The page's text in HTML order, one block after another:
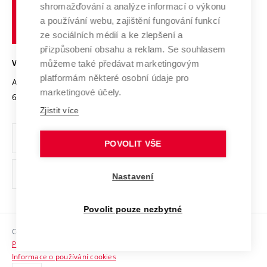
Transfer znalostí
Open Science
Projekty
Projekty ze strukturálních fondů
Specifický výzkum
Služby univerzity
Mezinárodní dohody
Univerzitní sítě
Udržitelná univerzita
Podnikavá univerzita / ContriBUTe
Bezpečná univerzita
Vyznamenání
Organizační struktura
Ochrana osobních údajů
odkaz)
Sociální bezpečí
HR Award
učení
technické
VYSOKÉ UČENÍ TECHNICKÉ V BRNĚ
Antonínská 548/1
602 00 Brno
www.vut.cz
vut@vutbr.cz
Copyright © 2026 VUT
Prohlášení o přístupnosti
Informace o používání cookies
shromažďování a analýze informací o výkonu
a používání webu, zajištění fungování funkcí
ze sociálních médií a ke zlepšení a
přizpůsobení obsahu a reklam. Se souhlasem
můžeme také předávat marketingovým
platformám některé osobní údaje pro
marketingové účely.
Zjistit více
POVOLIT VŠE
Nastavení
Povolit pouze nezbytné